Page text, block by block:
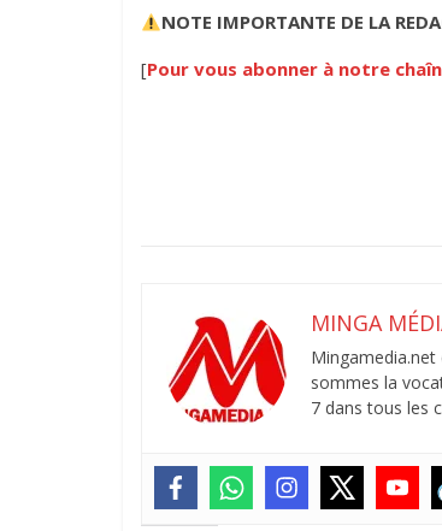
NOTE IMPORTANTE DE LA
[Pour vous abonner à notre
MINGA
sommes la
7 dans tous les